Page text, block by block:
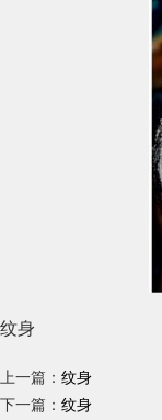
纹身
上一篇： 纹身
下一篇： 纹身